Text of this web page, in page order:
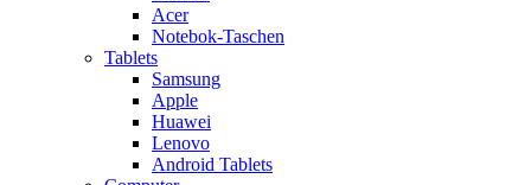
Acer
Notebok-Taschen
Tablets
Samsung
Apple
Huawei
Lenovo
Android Tablets